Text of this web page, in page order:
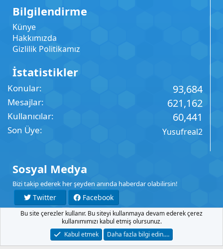
Bilgilendirme
Künye
Hakkımızda
Gizlilik Politikamız
İstatistikler
Konular 93,684
Mesajlar 621,162
Kullanıcılar 60,441
Son Üye Yusufreal2
Sosyal Medya
Bizi takip ederek her şeyden anında haberdar olabilirsin!
Twitter
Facebook
YouTube
Instagram
Şartlar Gizlilik Yardım Anasayfa
R
Bu site çerezler kullanır. Bu siteyi kullanmaya devam ederek çerez
kullanımımızı kabul etmiş olursunuz.
Kabul etmek
Daha fazla bilgi edin.…